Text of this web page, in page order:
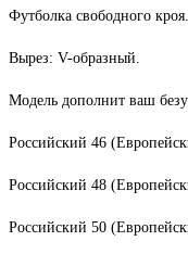
Футболка свободного
Вырез: V-образный.
Модель дополнит ваш
Российский 46
Российский 48
Российский 50